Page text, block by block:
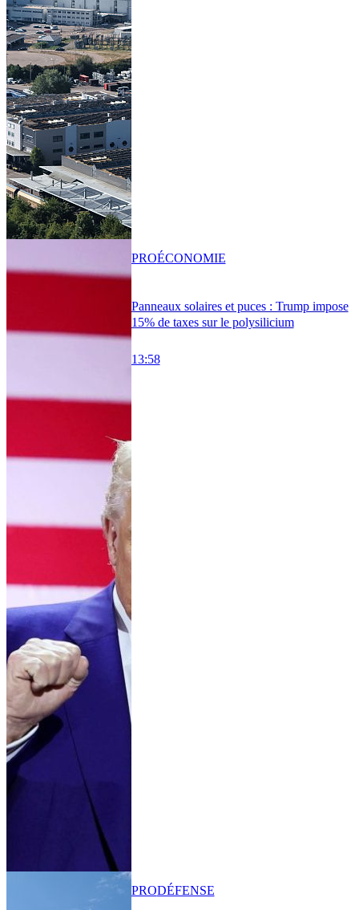
Panneaux solaires et puces : Trump impose
15% de taxes sur le polysilicium
13:58
PROÉCONOMIE
PRODÉFENSE